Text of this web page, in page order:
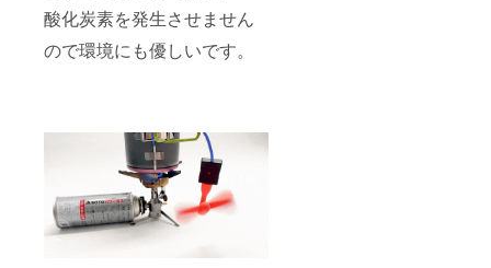
酸化炭素を発生させません
ので環境にも優しいです。